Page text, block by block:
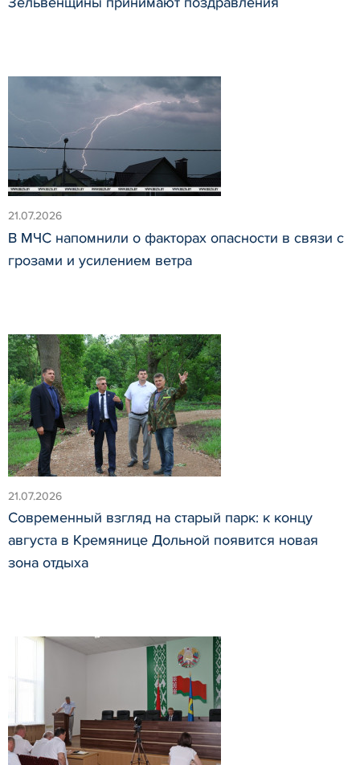
21.07.2026
В МЧС напомнили о факторах опасности в связи с
грозами и усилением ветра
21.07.2026
Современный взгляд на старый парк: к концу
августа в Кремянице Дольной появится новая
зона отдыха